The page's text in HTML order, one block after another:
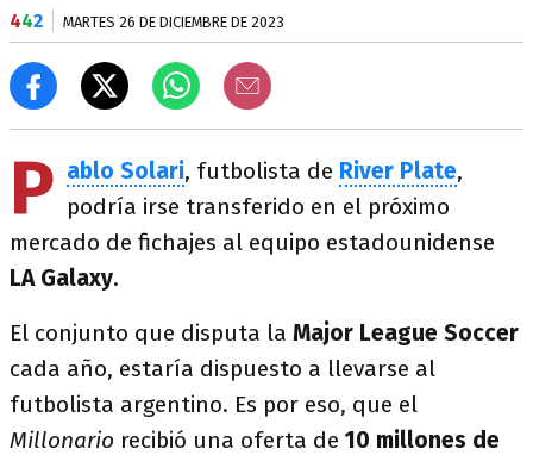
442 MARTES 26 DE DICIEMBRE DE 2023
P ablo Solari, futbolista de River Plate,
podría irse transferido en el próximo
mercado de fichajes al equipo estadounidense
LA Galaxy.
El conjunto que disputa la Major League Soccer
cada año, estaría dispuesto a llevarse al
futbolista argentino. Es por eso, que el
Millonario recibió una oferta de 10 millones de